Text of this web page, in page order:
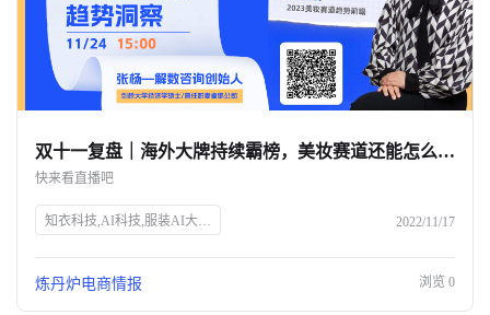
双十一复盘｜海外大牌持续霸榜，美妆赛道还能怎么玩？-杭州知衣科技
快来看直播吧
知衣科技,AI科技,服装AI大数据,双十一,美妆行业,数据洞察,电商直播,炼丹炉Talk,张杨,解数咨询,电商趋势,GMV分析,市场变化,品牌增长,获客成本,未来趋势 2022/11/17
炼丹炉电商情报 浏览 0